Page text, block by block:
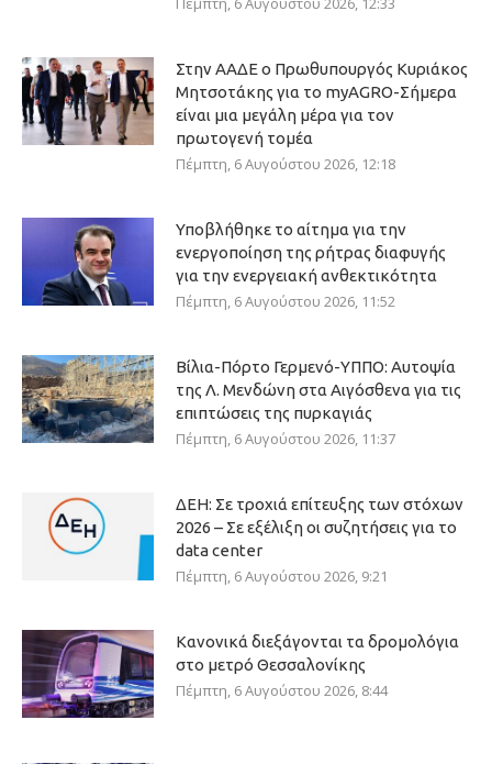
Στην ΑΑΔΕ ο Πρωθυπουργός Κυριάκος
Μητσοτάκης για το myAGRO-Σήμερα
είναι μια μεγάλη μέρα για τον
πρωτογενή τομέα
Πέμπτη, 6 Αυγούστου 2026, 12:18
Υποβλήθηκε το αίτημα για την
ενεργοποίηση της ρήτρας διαφυγής
για την ενεργειακή ανθεκτικότητα
Πέμπτη, 6 Αυγούστου 2026, 11:52
Βίλια-Πόρτο Γερμενό-ΥΠΠΟ: Αυτοψία
της Λ. Μενδώνη στα Αιγόσθενα για τις
επιπτώσεις της πυρκαγιάς
Πέμπτη, 6 Αυγούστου 2026, 11:37
ΔΕΗ: Σε τροχιά επίτευξης των στόχων
2026 – Σε εξέλιξη οι συζητήσεις για το
data center
Πέμπτη, 6 Αυγούστου 2026, 9:21
Κανονικά διεξάγονται τα δρομολόγια
στο μετρό Θεσσαλονίκης
Πέμπτη, 6 Αυγούστου 2026, 8:44